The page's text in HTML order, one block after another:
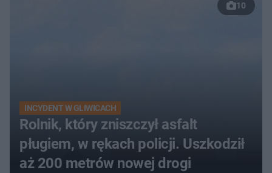
10
INCYDENT W GLIWICACH
Rolnik, który zniszczył asfalt
pługiem, w rękach policji. Uszkodził
aż 200 metrów nowej drogi